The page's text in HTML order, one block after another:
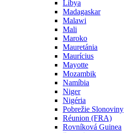
Líbya
Madagaskar
Malawi
Mali
Maroko
Mauretánia
Maurícius
Mayotte
Mozambik
Namíbia
Niger
Nigéria
Pobrežie Slonoviny
Réunion (FRA)
Rovníková Guinea